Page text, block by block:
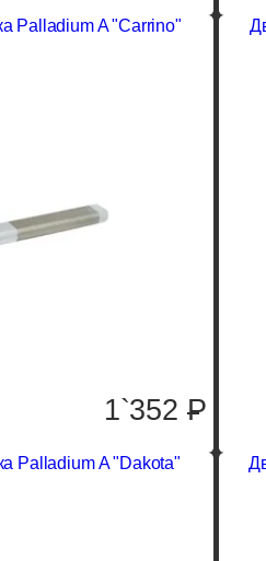
Palladium A "Carrino"
1`352 P
Palladium A "Dakota"